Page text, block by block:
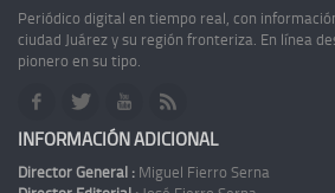
Periódico digital en tiempo real, con
ciudad Juárez y su región fronteriza. En línea
pionero en su tipo.
INFORMACIÓN ADICIONAL
Director General : Miguel Fierro Serna